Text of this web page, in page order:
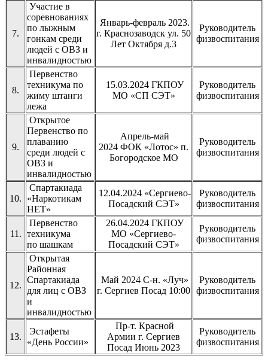
7.
Участие в
соревнованиях
по лыжным
гонкам среди
людей с ОВЗ и
инвалидностью
Январь-февраль 2023.
г. Краснозаводск ул. 50
Лет Октября д.3
Руководитель
физвоспитания
8.
Первенство
техникума по
жиму штанги
лежа
15.03.2024 ГКПОУ
МО «СП СЭТ»
Руководитель
физвоспитания
9.
Открытое
Первенство по
плаванию
среди людей с
ОВЗ и
инвалидностью
Апрель-май
2024 ФОК «Лотос» п.
Богородское МО
Руководитель
физвоспитания
10.
Спартакиада
«Наркотикам
НЕТ»
12.04.2024 «Сергиево-
Посадский СЭТ»
Руководитель
физвоспитания
11.
Первенство
техникума
по шашкам
26.04.2024 ГКПОУ
МО «Сергиево-
Посадский СЭТ»
Руководитель
физвоспитания
12.
Открытая
Районная
Спартакиада
для лиц с ОВЗ
и
инвалидностью
Май 2024 С-н. «Луч»
г. Сергиев Посад 10:00
Руководитель
физвоспитания
13.
Эстафеты
«День России»
Пр-т. Красной
Армии г. Сергиев
Посад Июнь 2023
Руководитель
физвоспитания